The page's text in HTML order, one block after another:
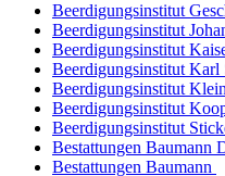
Beerdigungsinstitut
Beerdigungsinstitut
Beerdigungsinstitut
Beerdigungsinstitut Karl
Beerdigungsinstitut
Beerdigungsinstitut
Beerdigungsinstitut
Bestattungen Baumann
Bestattungen Baumann